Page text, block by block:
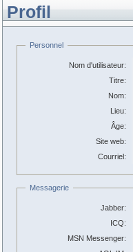
Profil
Personnel
Nom d'utilisateur:
Titre:
Nom:
Lieu:
Âge:
Site web:
Courriel:
Messagerie
Jabber:
ICQ:
MSN Messenger: